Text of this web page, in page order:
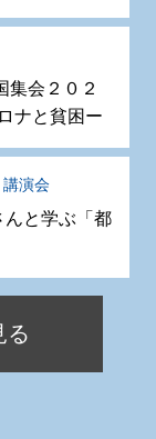
集会２０２
ナと貧困ー
講演会
んと学ぶ「都
る